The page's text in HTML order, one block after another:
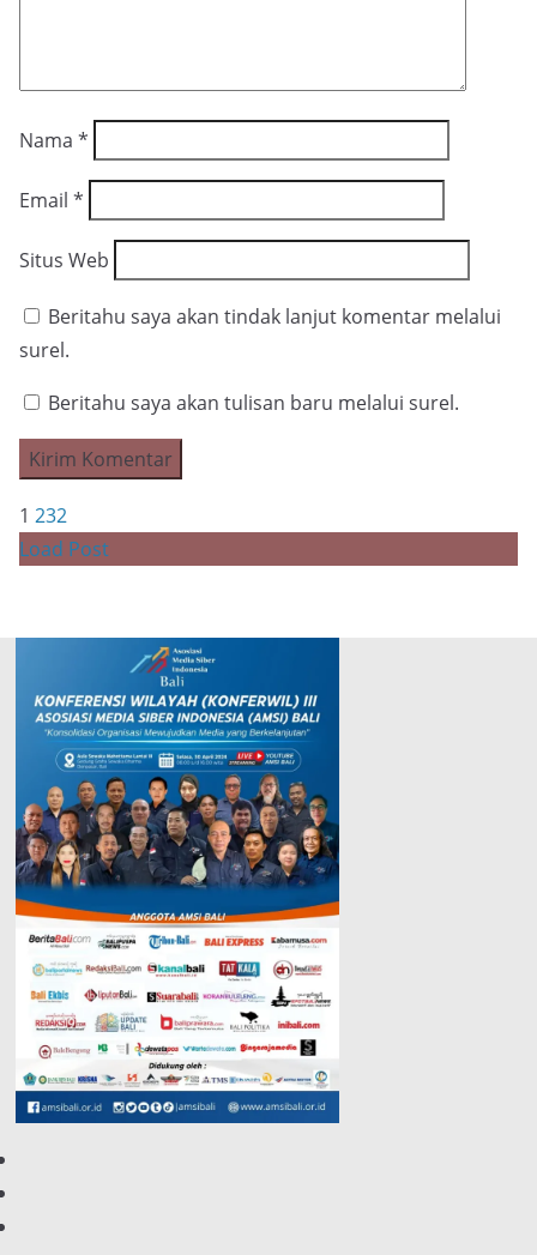
Nama *
Email *
Situs Web
Beritahu saya akan tindak lanjut komentar melalui
surel.
Beritahu saya akan tulisan baru melalui surel.
1 232
Load Post